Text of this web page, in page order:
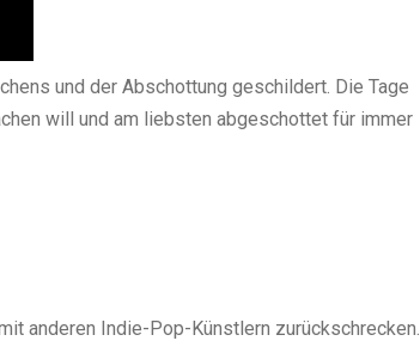
und der Abschottung geschildert. Die Tage
will und am liebsten abgeschottet für immer
anderen Indie-Pop-Künstlern zurückschrecken.